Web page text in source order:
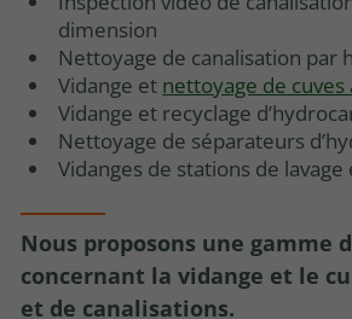
dimension
Nettoyage de canalisation par
Vidange et nettoyage de cuves
Vidange et recyclage
Nettoyage de séparateurs
Vidanges de stations de
Nous proposons une gamme
concernant la vidange et le
et de canalisations.